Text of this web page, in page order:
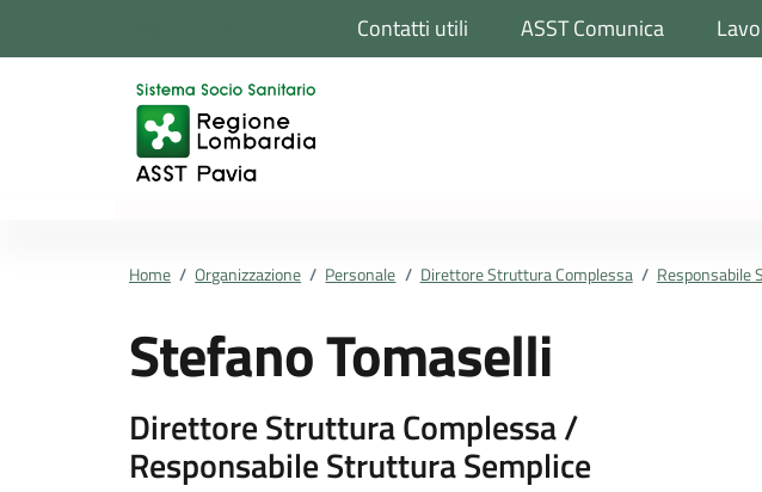
Contatti utili ASST Comunica
Home / Organizzazione / Personale / Direttore Struttura Complessa / Responsabile
Stefano Tomaselli
Direttore Struttura Complessa /
Responsabile Struttura Semplice